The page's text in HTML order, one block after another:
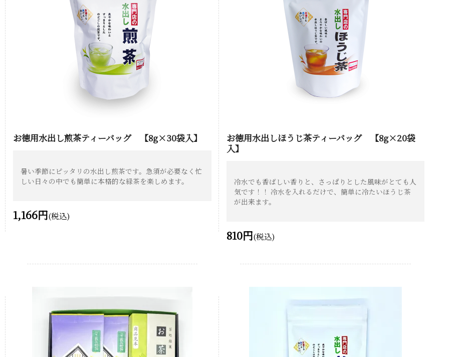
お徳用水出し煎茶ティーバッグ 【8g×30袋入】
暑い季節にピッタリの水出し煎茶です。急須が必要なく忙
しい日々の中でも簡単に本格的な緑茶を楽しめます。
1,166円(税込)
お徳用水出しほうじ茶ティーバッグ 【8g×20袋
入】
冷水でも香ばしい香りと、さっぱりとした風味がとても人
気です！！ 冷水を入れるだけで、簡単に冷たいほうじ茶
が出来ます。
810円(税込)